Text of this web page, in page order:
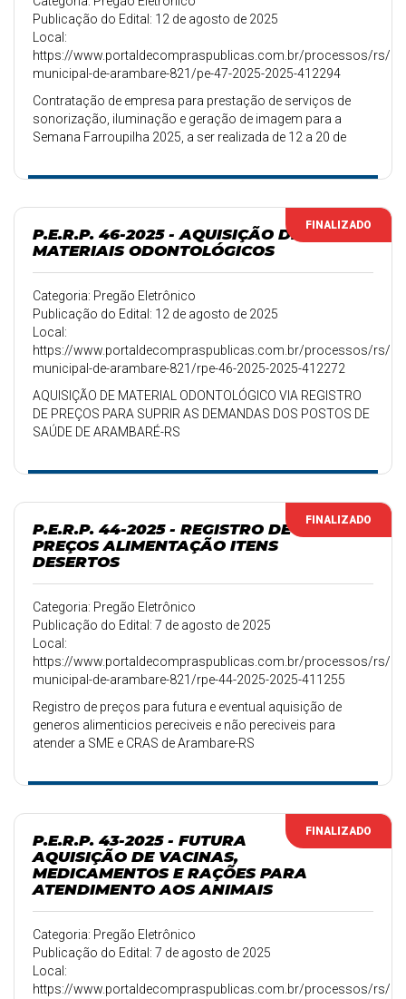
Publicação do Edital: 12 de agosto de 2025
Local:
https://www.portaldecompraspublicas.com.br/processos/rs/
municipal-de-arambare-821/pe-47-2025-2025-412294
Contratação de empresa para prestação de serviços de
sonorização, iluminação e geração de imagem para a
Semana Farroupilha 2025, a ser realizada de 12 a 20 de
FINALIZADO
P.E.R.P. 46-2025 - AQUISIÇÃO DE
MATERIAIS ODONTOLÓGICOS
Categoria: Pregão Eletrônico
Publicação do Edital: 12 de agosto de 2025
Local:
https://www.portaldecompraspublicas.com.br/processos/rs/
municipal-de-arambare-821/rpe-46-2025-2025-412272
AQUISIÇÃO DE MATERIAL ODONTOLÓGICO VIA REGISTRO
DE PREÇOS PARA SUPRIR AS DEMANDAS DOS POSTOS DE
SAÚDE DE ARAMBARÉ-RS
FINALIZADO
P.E.R.P. 44-2025 - REGISTRO DE
PREÇOS ALIMENTAÇÃO ITENS
DESERTOS
Categoria: Pregão Eletrônico
Publicação do Edital: 7 de agosto de 2025
Local:
https://www.portaldecompraspublicas.com.br/processos/rs/
municipal-de-arambare-821/rpe-44-2025-2025-411255
Registro de preços para futura e eventual aquisição de
generos alimenticios pereciveis e não pereciveis para
atender a SME e CRAS de Arambare-RS
FINALIZADO
P.E.R.P. 43-2025 - FUTURA
AQUISIÇÃO DE VACINAS,
MEDICAMENTOS E RAÇÕES PARA
ATENDIMENTO AOS ANIMAIS
Categoria: Pregão Eletrônico
Publicação do Edital: 7 de agosto de 2025
Local:
https://www.portaldecompraspublicas.com.br/processos/rs/